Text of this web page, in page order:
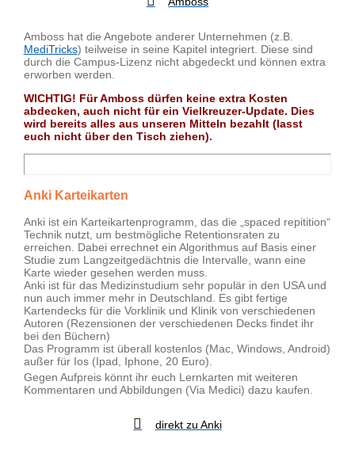
Amboss hat die Angebote anderer Unternehmen (z.B.
MediTricks) teilweise in seine Kapitel integriert. Diese sind
durch die Campus-Lizenz nicht abgedeckt und können extra
erworben werden.
WICHTIG! Für Amboss dürfen keine extra Kosten
abdecken, auch nicht für ein Vielkreuzer-Update. Dies
wird bereits alles aus unseren Mitteln bezahlt (lasst
euch nicht über den Tisch ziehen).
Anki Karteikarten
Anki ist ein Karteikartenprogramm, das die „spaced repitition“
Technik nutzt, um bestmögliche Retentionsraten zu
erreichen. Dabei errechnet ein Algorithmus auf Basis einer
Studie zum Langzeitgedächtnis die Intervalle, wann eine
Karte wieder gesehen werden muss.
Anki ist für das Medizinstudium sehr populär in den USA und
nun auch immer mehr in Deutschland. Es gibt fertige
Kartendecks für die Vorklinik und Klinik von verschiedenen
Autoren (Rezensionen der verschiedenen Decks findet ihr
bei den Büchern)
Das Programm ist überall kostenlos (Mac, Windows, Android)
außer für Ios (Ipad, Iphone, 20 Euro).
Gegen Aufpreis könnt ihr euch Lernkarten mit weiteren
Kommentaren und Abbildungen (Via Medici) dazu kaufen.
direkt zu Anki